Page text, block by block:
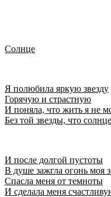
Солнце
Я полюбила яркую звезду
Горячую и страстную
И поняла, что жить я не
Без той звезды, что
И после долгой пустоты
В душе зажгла огонь моя
Спасла меня от темноты
И сделала меня